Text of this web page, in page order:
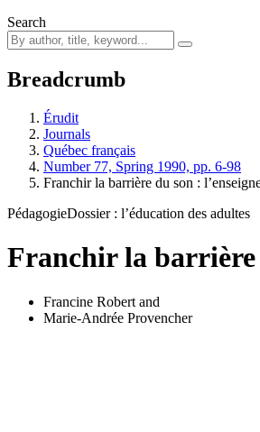
Search
Breadcrumb
Érudit
Journals
Québec français
Number 77, Spring 1990, pp. 6-98
Franchir la barrière du son :
PédagogieDossier : l’éducation des adultes
Franchir la barrière
Francine Robert and
Marie-Andrée Provencher